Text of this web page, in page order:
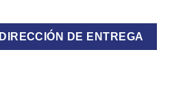
DE ENTREGA